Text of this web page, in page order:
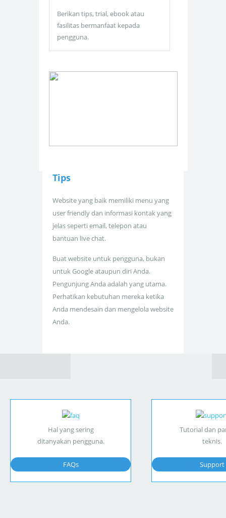
Berikan tips, trial, ebook atau
fasilitas bermanfaat kepada
pengguna.
Tips
Website yang baik memiliki menu yang
user friendly dan informasi kontak yang
jelas seperti email, telepon atau
bantuan live chat.
Buat website untuk pengguna, bukan
untuk Google ataupun diri Anda.
Pengunjung Anda adalah yang utama.
Perhatikan kebutuhan mereka ketika
Anda mendesain dan mengelola website
Anda.
Hal yang sering
ditanyakan pengguna.
FAQs
Tutorial dan
teknis.
Support